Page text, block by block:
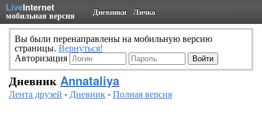
LiveInternet
мобильная версия Дневники Личка
Вы были перенаправлены на мобильную версию
страницы. Вернуться!
Авторизация
Дневник Annataliya
Лента друзей -Дневник-Полная версия